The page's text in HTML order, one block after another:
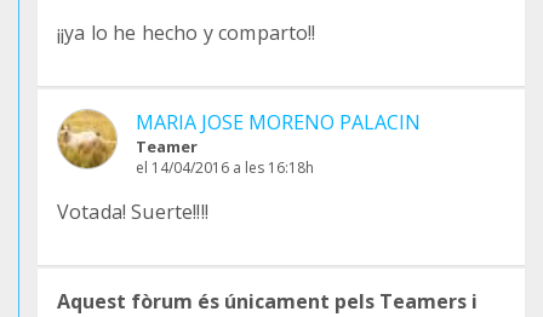
¡¡ya lo he hecho y comparto!!
MARIA JOSE MORENO PALACIN
Teamer
el 14/04/2016 a les 16:18h
Votada! Suerte!!!!
Aquest fòrum és únicament pels Teamers i